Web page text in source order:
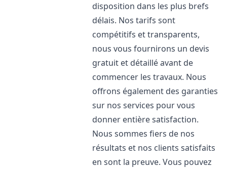
disposition dans les plus brefs
délais. Nos tarifs sont
compétitifs et transparents,
nous vous fournirons un devis
gratuit et détaillé avant de
commencer les travaux. Nous
offrons également des garanties
sur nos services pour vous
donner entière satisfaction.
Nous sommes fiers de nos
résultats et nos clients satisfaits
en sont la preuve. Vous pouvez